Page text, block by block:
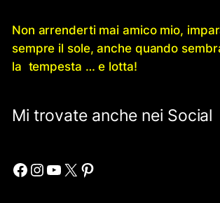
Non arrenderti mai amico mio,
sempre il sole, anche quando
la tempesta … e lotta!
Mi trovate anche nei Social
Facebook Instagram YouTube X Pinterest